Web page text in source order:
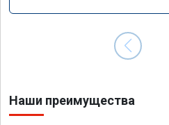
Наши преимущества